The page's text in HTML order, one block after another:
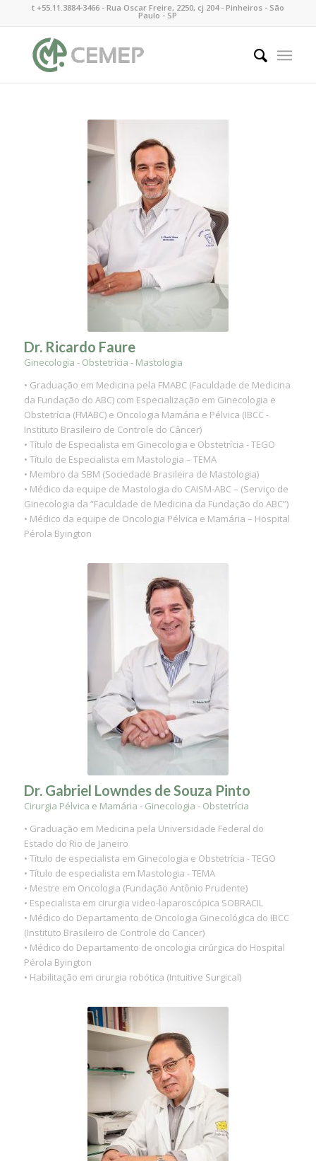
t +55.11.3884-3466 - Rua Oscar Freire, 2250, cj 204 - Pinheiros - São
Paulo - SP
Dr. Ricardo Faure
Ginecologia - Obstetrícia - Mastologia
• Graduação em Medicina pela FMABC (Faculdade de Medicina
da Fundação do ABC) com Especialização em Ginecologia e
Obstetrícia (FMABC) e Oncologia Mamária e Pélvica (IBCC -
Instituto Brasileiro de Controle do Câncer)
• Título de Especialista em Ginecologia e Obstetrícia - TEGO
• Título de Especialista em Mastologia – TEMA
• Membro da SBM (Sociedade Brasileira de Mastologia)
• Médico da equipe de Mastologia do CAISM-ABC – (Serviço de
Ginecologia da “Faculdade de Medicina da Fundação do ABC”)
• Médico da equipe de Oncologia Pélvica e Mamária – Hospital
Pérola Byington
Dr. Gabriel Lowndes de Souza Pinto
Cirurgia Pélvica e Mamária - Ginecologia - Obstetrícia
• Graduação em Medicina pela Universidade Federal do
Estado do Rio de Janeiro
• Título de especialista em Ginecologia e Obstetrícia - TEGO
• Título de especialista em Mastologia - TEMA
• Mestre em Oncologia (Fundação Antônio Prudente)
• Especialista em cirurgia video-laparoscópica SOBRACIL
• Médico do Departamento de Oncologia Ginecológica do IBCC
(Instituto Brasileiro de Controle do Cancer)
• Médico do Departamento de oncologia cirúrgica do Hospital
Pérola Byington
• Habilitação em cirurgia robótica (Intuitive Surgical)